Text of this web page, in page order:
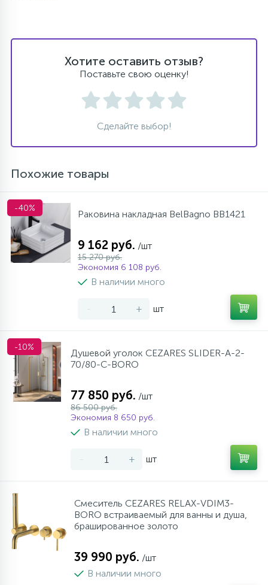
Хотите оставить отзыв?
Поставьте свою оценку!
Сделайте выбор!
Похожие товары
-40%
Раковина накладная BelBagno BB1421
9 162 руб. /шт
15 270 руб.
Экономия 6 108 руб.
В наличии много
- + шт
-10%
Душевой уголок CEZARES SLIDER-A-2-
70/80-C-BORO
77 850 руб. /шт
86 500 руб.
Экономия 8 650 руб.
В наличии много
- + шт
Смеситель CEZARES RELAX-VDIM3-
BORO встраиваемый для ванны и душа,
брашированное золото
39 990 руб. /шт
В наличии много